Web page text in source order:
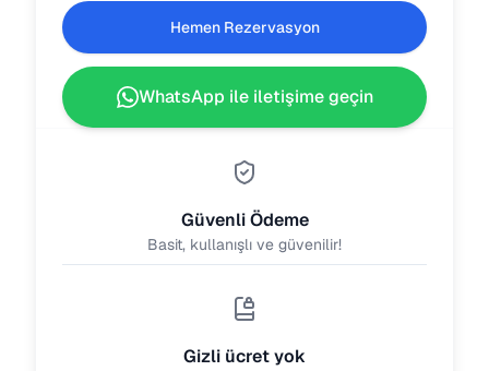
Hemen Rezervasyon
WhatsApp ile iletişime geçin
Güvenli Ödeme
Basit, kullanışlı ve güvenilir!
Gizli ücret yok